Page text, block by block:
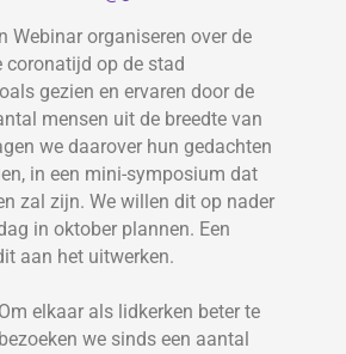
Webinar organiseren over de
coronatijd op de stad
gezien en ervaren door de
mensen uit de breedte van
we daarover hun gedachten
in een mini-symposium dat
zal zijn. We willen dit op nader
in oktober plannen. Een
aan het uitwerken.
elkaar als lidkerken beter te
we sinds een aantal